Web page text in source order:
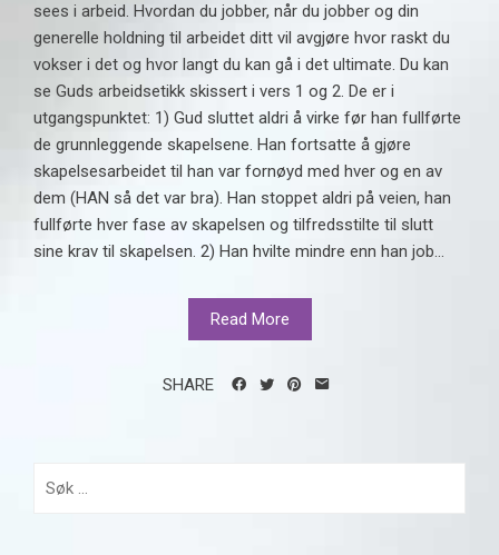
sees i arbeid. Hvordan du jobber, når du jobber og din
generelle holdning til arbeidet ditt vil avgjøre hvor raskt du
vokser i det og hvor langt du kan gå i det ultimate. Du kan
se Guds arbeidsetikk skissert i vers 1 og 2. De er i
utgangspunktet: 1) Gud sluttet aldri å virke før han fullførte
de grunnleggende skapelsene. Han fortsatte å gjøre
skapelsesarbeidet til han var fornøyd med hver og en av
dem (HAN så det var bra). Han stoppet aldri på veien, han
fullførte hver fase av skapelsen og tilfredsstilte til slutt
sine krav til skapelsen. 2) Han hvilte mindre enn han job...
Read More
SHARE
etter: